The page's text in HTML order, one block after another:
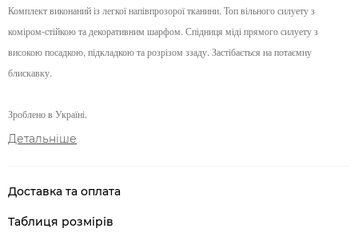
Комплект виконаний із легкої напівпрозорої тканини. Топ вільного силуету з
коміром-стійкою та декоративним шарфом. Спідниця міді прямого силуету з
високою посадкою, підкладкою та розрізом ззаду. Застібається на потаємну
блискавку.
Зроблено в Україні.
Детальніше
Доставка та оплата
Таблиця розмірів